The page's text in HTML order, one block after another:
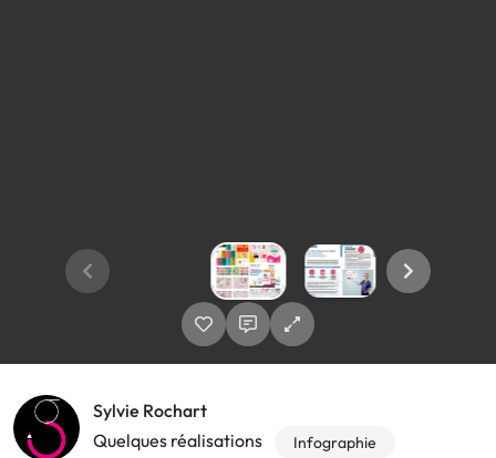
Sylvie Rochart
Quelques réalisations
Infographie